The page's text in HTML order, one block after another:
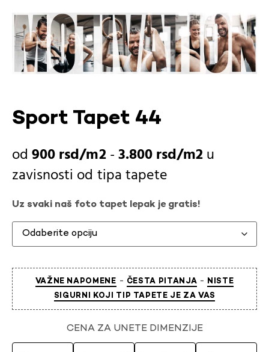
Sport Tapet 44
900rsd -3.800rsd
u
zavisnosti od tipa tapete
Uz svaki naš foto tapet lepak je gratis!
VAŽNE NAPOMENE - ČESTA PITANJA - NISTE
SIGURNI KOJI TIP TAPETE JE ZA VAS
CENA ZA UNETE DIMENZIJE